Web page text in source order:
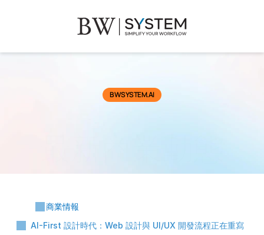
BWSYSTEM.AI
商業情報
AI-First 設計時代：Web 設計與 UI/UX 開發流程正在重寫